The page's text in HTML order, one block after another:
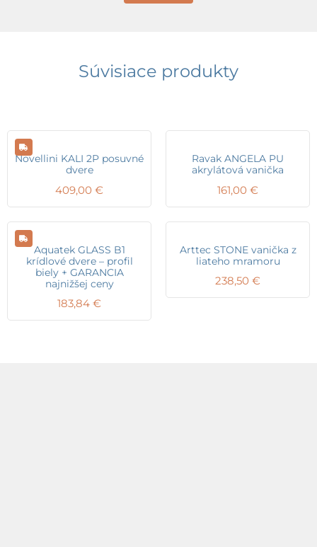
Súvisiace produkty
Novellini KALI 2P posuvné
dvere
409,00 €
Ravak ANGELA PU
akrylátová vanička
161,00 €
Aquatek GLASS B1
krídlové dvere – profil
biely + GARANCIA
najnižšej ceny
183,84 €
Arttec STONE vanička z
liateho mramoru
238,50 €